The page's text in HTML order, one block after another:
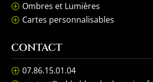
P Ombres et Lumières
P Cartes personnalisables
CONTACT
P 07.86.15.01.04